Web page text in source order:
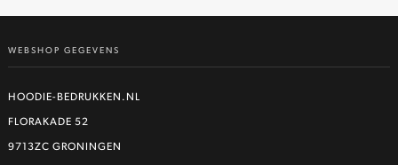
product
meerdere
Deze
optie
gekozen
WEBSHOP GEGEVENS
HOODIE-BEDRUKKEN.NL
FLORAKADE 52
9713ZC GRONINGEN